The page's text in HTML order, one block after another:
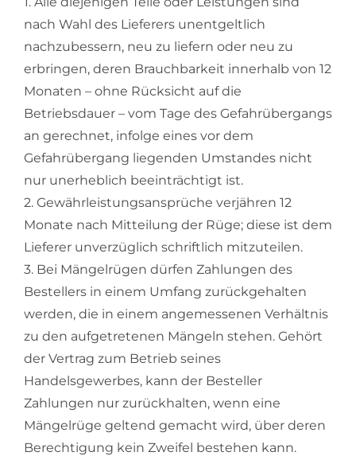
nach Wahl des Lieferers unentgeltlich
nachzubessern, neu zu liefern oder neu zu
erbringen, deren Brauchbarkeit innerhalb von 12
Monaten – ohne Rücksicht auf die
Betriebsdauer – vom Tage des Gefahrübergangs
an gerechnet, infolge eines vor dem
Gefahrübergang liegenden Umstandes nicht
nur unerheblich beeinträchtigt ist.
2. Gewährleistungsansprüche verjähren 12
Monate nach Mitteilung der Rüge; diese ist dem
Lieferer unverzüglich schriftlich mitzuteilen.
3. Bei Mängelrügen dürfen Zahlungen des
Bestellers in einem Umfang zurückgehalten
werden, die in einem angemessenen Verhältnis
zu den aufgetretenen Mängeln stehen. Gehört
der Vertrag zum Betrieb seines
Handelsgewerbes, kann der Besteller
Zahlungen nur zurückhalten, wenn eine
Mängelrüge geltend gemacht wird, über deren
Berechtigung kein Zweifel bestehen kann.